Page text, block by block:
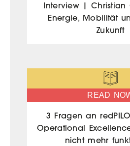
Interview | Christian
Energie, Mobilität
Zukunft
READ
3 Fragen an
Operational
nicht mehr